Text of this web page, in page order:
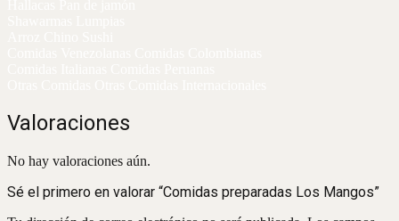
Valoraciones
No hay valoraciones aún.
Sé el primero en valorar “Comidas preparadas Los Mangos”